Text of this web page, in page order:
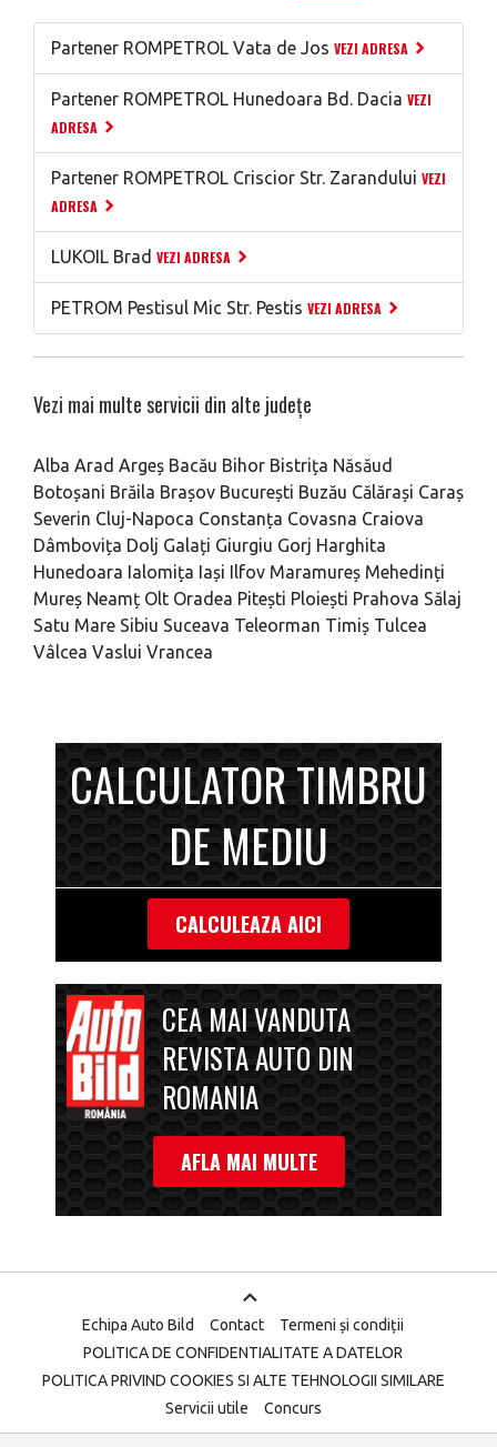
Partener ROMPETROL Vata de Jos VEZI ADRESA
Partener ROMPETROL Hunedoara Bd. Dacia VEZI
ADRESA
Partener ROMPETROL Criscior Str. Zarandului VEZI
ADRESA
LUKOIL Brad VEZI ADRESA
PETROM Pestisul Mic Str. Pestis VEZI ADRESA
Vezi mai multe servicii din alte județe
Alba Arad Argeș Bacău Bihor Bistrița Năsăud
Botoșani Brăila Brașov București Buzău Călărași Caraș
Severin Cluj-Napoca Constanța Covasna Craiova
Dâmbovița Dolj Galați Giurgiu Gorj Harghita
Hunedoara Ialomița Iași Ilfov Maramureș Mehedinți
Mureș Neamț Olt Oradea Pitești Ploiești Prahova Sălaj
Satu Mare Sibiu Suceava Teleorman Timiș Tulcea
Vâlcea Vaslui Vrancea
CALCULATOR TIMBRU
DE MEDIU
CALCULEAZA AICI
CEA MAI VANDUTA
REVISTA AUTO DIN
ROMANIA
AFLA MAI MULTE
Echipa Auto Bild Contact
Termeni și condiții
POLITICA DE CONFIDENTIALITATE A DATELOR
POLITICA PRIVIND COOKIES SI ALTE TEHNOLOGII SIMILARE
Servicii utile
Concurs